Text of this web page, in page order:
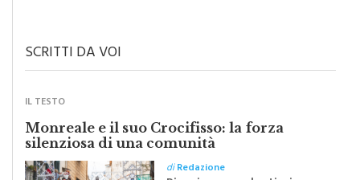
SCRITTI DA VOI
IL TESTO
Monreale e il suo Crocifisso: la forza
silenziosa di una comunità